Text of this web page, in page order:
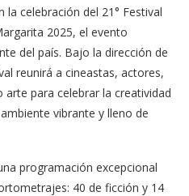
celebración del 21° Festival
2025, el evento
del país. Bajo la dirección de
reunirá a cineastas, actores,
para celebrar la creatividad
vibrante y lleno de
programación excepcional
40 de ficción y 14